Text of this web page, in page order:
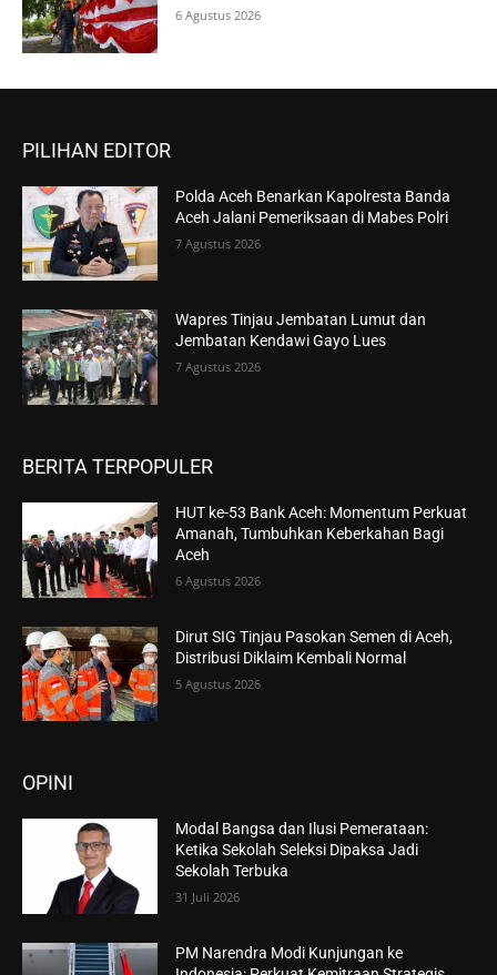
6 Agustus 2026
PILIHAN EDITOR
Polda Aceh Benarkan Kapolresta Banda
Aceh Jalani Pemeriksaan di Mabes Polri
7 Agustus 2026
Wapres Tinjau Jembatan Lumut dan
Jembatan Kendawi Gayo Lues
7 Agustus 2026
BERITA TERPOPULER
HUT ke-53 Bank Aceh: Momentum Perkuat
Amanah, Tumbuhkan Keberkahan Bagi
Aceh
6 Agustus 2026
Dirut SIG Tinjau Pasokan Semen di Aceh,
Distribusi Diklaim Kembali Normal
5 Agustus 2026
OPINI
Modal Bangsa dan Ilusi Pemerataan:
Ketika Sekolah Seleksi Dipaksa Jadi
Sekolah Terbuka
31 Juli 2026
PM Narendra Modi Kunjungan ke